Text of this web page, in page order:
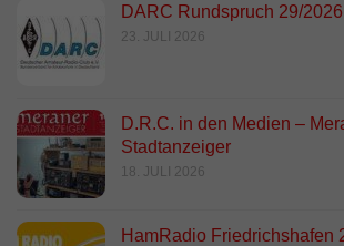
DARC Rundspruch 29/2026
23. JULI 2026
D.R.C. in den Medien –
Stadtanzeiger
18. JULI 2026
HamRadio Friedrichshafen